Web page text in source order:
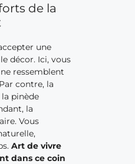
de la
une
décor. Ici, vous
ressemblent
contre, la
pinède
la
Vous
Art de vivre
dans ce coin